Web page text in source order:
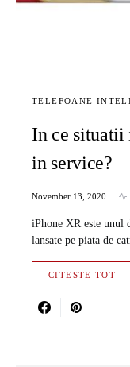
TELEFOANE
In ce situatii
in service?
November 13, 2020
iPhone XR este unul
lansate pe piata de
CITESTE TOT